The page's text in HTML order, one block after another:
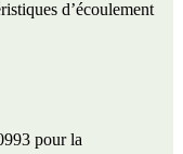
d’écoulement
pour la